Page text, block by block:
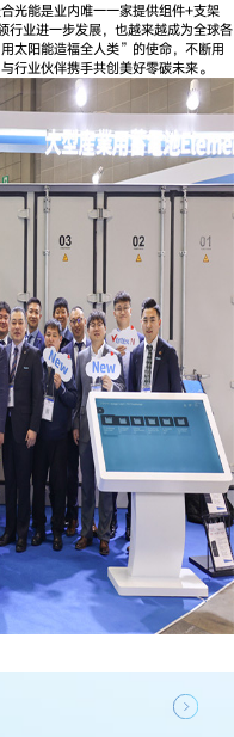
光能是业内唯一一家提供组件+支架
行业进一步发展，也越来越成为全球各
太阳能造福全人类”的使命，不断用
行业伙伴携手共创美好零碳未来。